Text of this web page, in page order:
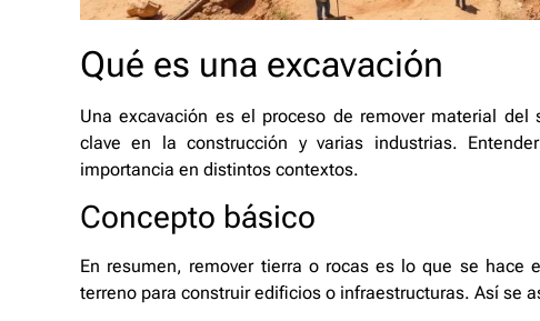
Qué es una excavación
Una excavación es el proceso de remover material
clave en la construcción y varias industrias. Entender
importancia en distintos contextos.
Concepto básico
En resumen, remover tierra o rocas es lo que se hace
terreno para construir edificios o infraestructuras. Así se